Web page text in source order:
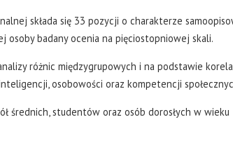
składa się 33 pozycji o charakterze
osoby badany ocenia na pięciostopniowej skali.
różnic międzygrupowych i na podstawie
osobowości oraz kompetencji
średnich, studentów oraz osób dorosłych w